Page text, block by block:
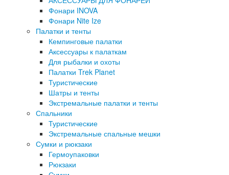
Фонари INOVA
Фонари Nite Ize
Палатки и тенты
Кемпинговые палатки
Аксессуары к палаткам
Для рыбалки и охоты
Палатки Trek Planet
Туристические
Шатры и тенты
Экстремальные палатки и тенты
Спальники
Туристические
Экстремальные спальные мешки
Сумки и рюкзаки
Гермоупаковки
Рюкзаки